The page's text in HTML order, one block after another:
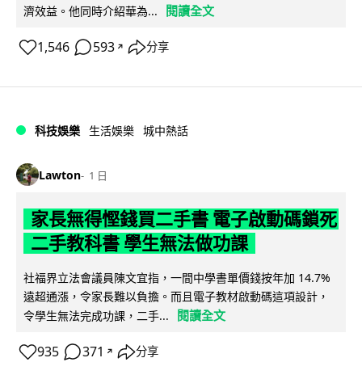
濟效益。他同時介紹華為...
閱讀全文
1,546 593 ↗ 分享
科技娛樂 生活娛樂 城中熱話
Lawton 1 日
家長無得慳錢買二手書 電子啟動碼鎖死
二手教科書 學生無法做功課
社福界立法會議員陳文宜指，一間中學書單價錢按年加 14.7%
遠超通漲，令家長難以負擔。而且電子教材啟動碼這項設計，
令學生無法完成功課，二手...
閱讀全文
935 371 ↗ 分享